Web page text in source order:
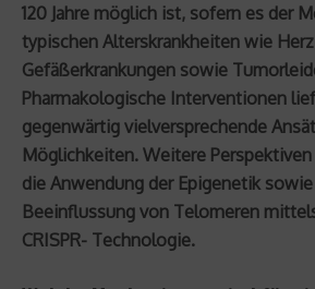
120 Jahre möglich ist, sofern es der
typischen Alterskrankheiten wie
Gefäßerkrankungen sowie
Pharmakologische Interventionen
gegenwärtig vielversprechende
Möglichkeiten. Weitere
die Anwendung der Epigenetik
Beeinflussung von Telomeren
CRISPR- Technologie.